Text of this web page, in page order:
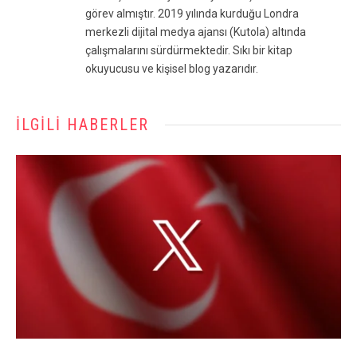
görev almıştır. 2019 yılında kurduğu Londra
merkezli dijital medya ajansı (Kutola) altında
çalışmalarını sürdürmektedir. Sıkı bir kitap
okuyucusu ve kişisel blog yazarıdır.
İLGILI HABERLER